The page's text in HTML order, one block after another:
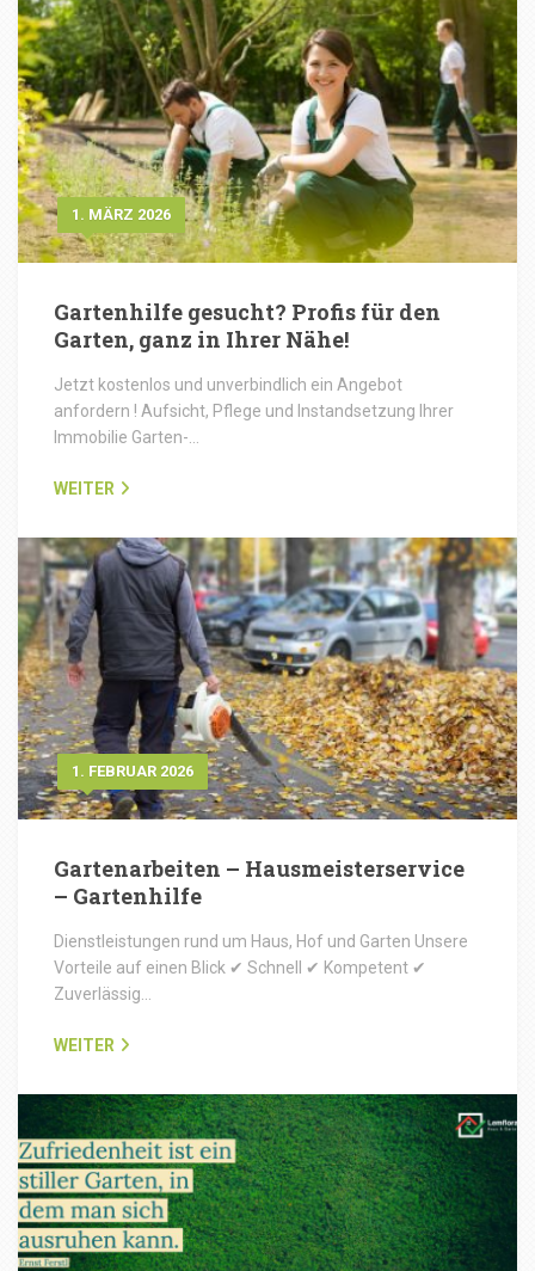
1. MÄRZ 2026
Gartenhilfe gesucht? Profis für den
Garten, ganz in Ihrer Nähe!
Jetzt kostenlos und unverbindlich ein Angebot
anfordern ! Aufsicht, Pflege und Instandsetzung Ihrer
Immobilie Garten-…
WEITER
1. FEBRUAR 2026
Gartenarbeiten – Hausmeisterservice
– Gartenhilfe
Dienstleistungen rund um Haus, Hof und Garten Unsere
Vorteile auf einen Blick ✔ Schnell ✔ Kompetent ✔
Zuverlässig…
WEITER